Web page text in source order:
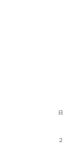
日
2